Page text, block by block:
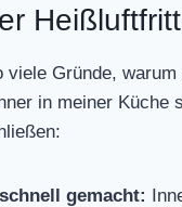
viele Gründe, warum
in meiner Küche
gemacht: